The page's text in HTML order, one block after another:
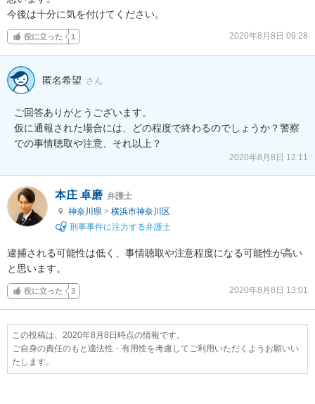
今後は十分に気を付けてください。
役に立った 1 2020年8月8日 09:28
匿名希望 さん
ご回答ありがとうございます。
仮に通報された場合には、どの程度で終わるのでしょうか？警察
での事情聴取や注意、それ以上？
2020年8月8日 12:11
本庄 卓磨 弁護士
神奈川県 > 横浜市神奈川区
刑事事件に注力する弁護士
逮捕される可能性は低く、事情聴取や注意程度になる可能性が高い
と思います。
役に立った 3 2020年8月8日 13:01
この投稿は、2020年8月8日時点の情報です。
ご自身の責任のもと適法性・有用性を考慮してご利用いただくようお願いい
たします。